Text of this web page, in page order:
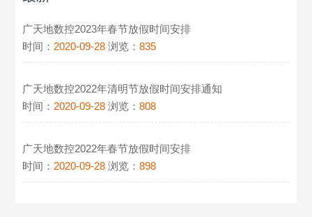
广天地数控2023年春节放假时间安排
时间： 2020-09-28 浏览：835
广天地数控2022年清明节放假时间安排通知
时间： 2020-09-28 浏览：808
广天地数控2022年春节放假时间安排
时间： 2020-09-28 浏览：898